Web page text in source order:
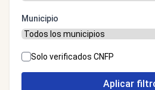
Municipio
Solo verificados CNFP
Aplicar